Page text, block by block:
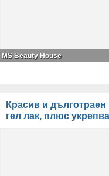
МS Beauty House
Красив и
гел лак, плюс